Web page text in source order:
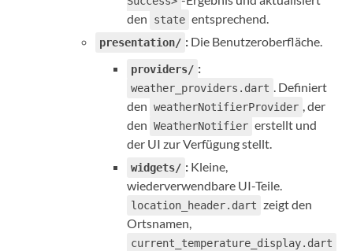
den
state entsprechend.
presentation/ : Die Benutzeroberfläche.
providers/ :
weather_providers.dart . Definiert
den weatherNotifierProvider , der
den WeatherNotifier erstellt und
der UI zur Verfügung stellt.
widgets/ : Kleine,
wiederverwendbare UI-Teile.
location_header.dart zeigt den
Ortsnamen,
current_temperature_display.dart